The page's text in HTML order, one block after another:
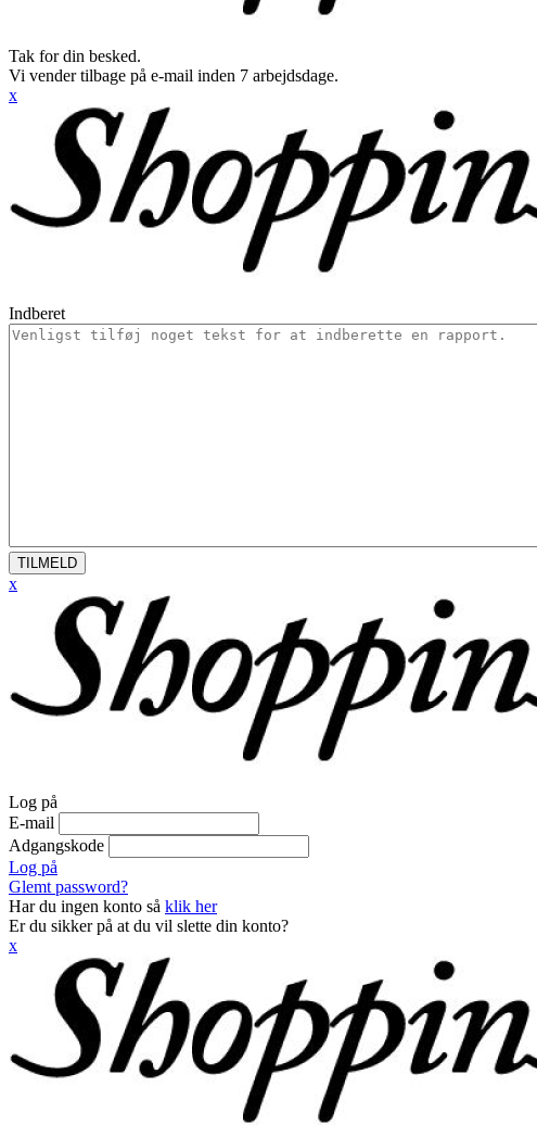
Tak for din besked.
Vi vender tilbage på e-mail inden 7 arbejdsdage.
x
Indberet
TILMELD
x
Log på
E-mail
Adgangskode
Log på
Glemt password?
Har du ingen konto så klik her
Er du sikker på at du vil slette din konto?
x